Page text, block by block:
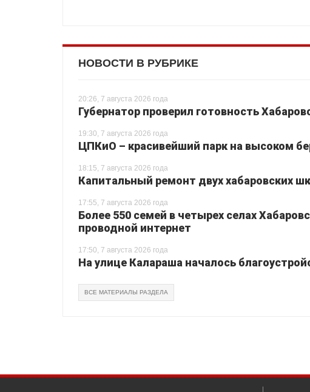
НОВОСТИ В РУБРИКЕ
20:26, 7 августа 2026 года
Губернатор проверил готовность
19:30, 7 августа 2026 года
ЦПКиО – красивейший парк на высоком
18:15, 7 августа 2026 года
Капитальный ремонт двух хабаровских
17:55, 7 августа 2026 года
Более 550 семей в четырех селах
проводной интернет
17:50, 7 августа 2026 года
На улице Калараша началось
ВСЕ МАТЕРИАЛЫ РАЗДЕЛА